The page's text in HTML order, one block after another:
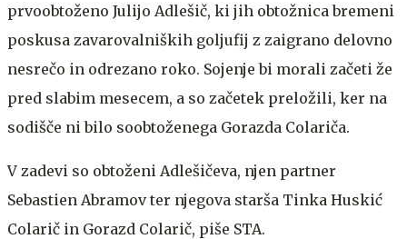
prvoobtoženo Julijo Adlešič, ki jih obtožnica bremeni
poskusa zavarovalniških goljufij z zaigrano delovno
nesrečo in odrezano roko. Sojenje bi morali začeti že
pred slabim mesecem, a so začetek preložili, ker na
sodišče ni bilo soobtoženega Gorazda Colariča.
V zadevi so obtoženi Adlešičeva, njen partner
Sebastien Abramov ter njegova starša Tinka Huskić
Colarič in Gorazd Colarič, piše STA.